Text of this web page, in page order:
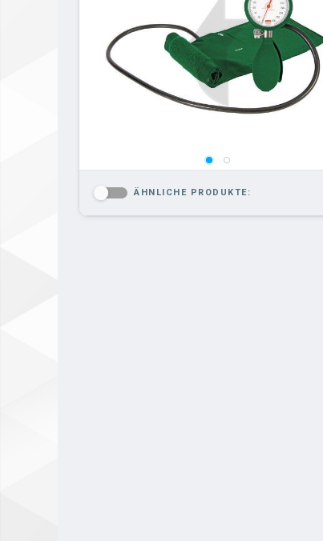
II 2-Schlauch blau Manometer: 60 mm. inkl.
Klettenmanschett medium
II 2-Schlauch Manometer allein blau 60mm.
ÄHNLICHE PRODUKTE: